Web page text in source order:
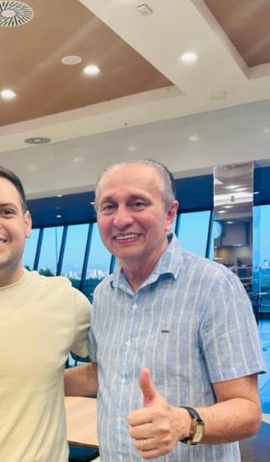
(PE)
(BA)
de Oxóssi (BA)
(RJ)
a favor da liberdade religiosa e
religioso. Segundo a sigla, entre seus
que se candidataram em defesa da
iniciativa desenvolvida por esse